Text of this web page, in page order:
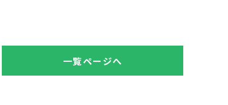
一覧ページへ